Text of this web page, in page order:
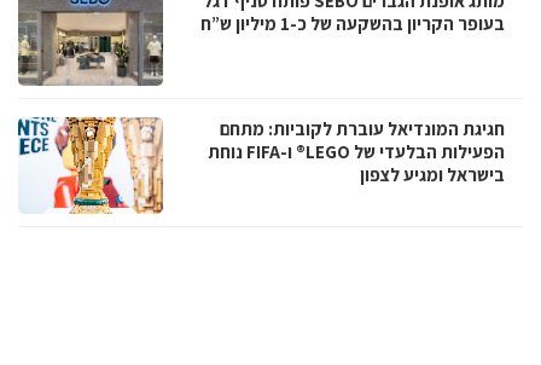
בעופר הקריון בהשקעה של כ-1 מיליון ש”ח
חגיגת המונדיאל עוברת לקוביות: מתחם
הפעילות הבלעדי של LEGO® ו-FIFA נוחת
בישראל ומגיע לצפון